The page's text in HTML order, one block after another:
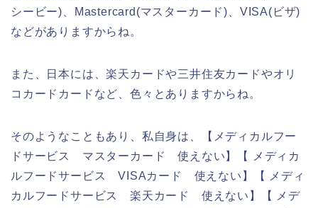
シービー)、Mastercard(マスターカード)、VISA(ビザ)
などがありますからね。
また、日本には、楽天カードや三井住友カードやオリ
コカードカードなど、色々とありますからね。
そのようなこともあり、私自身は、【メディカルフー
ドサービス マスターカード 使えない】【 メディカ
ルフードサービス VISAカード 使えない】【 メディ
カルフードサービス 楽天カード 使えない】【 メデ